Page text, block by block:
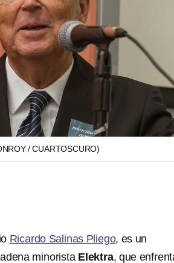
/ CUARTOSCURO)
Ricardo Salinas Pliego, es un
minorista Elektra, que